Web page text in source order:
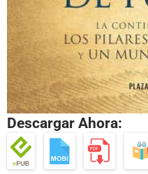
Descargar Ahora: